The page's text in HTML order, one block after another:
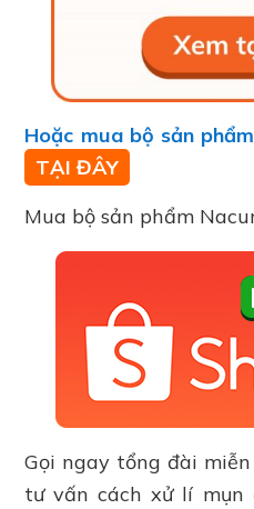
Hoặc mua bộ sản
TẠI ĐÂY
Mua bộ sản phẩm
Gọi ngay tổng đài
tư vấn cách xử lí